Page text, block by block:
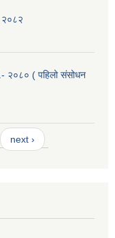
२०८२
२०८० ( पहिलो संसोधन
next ›